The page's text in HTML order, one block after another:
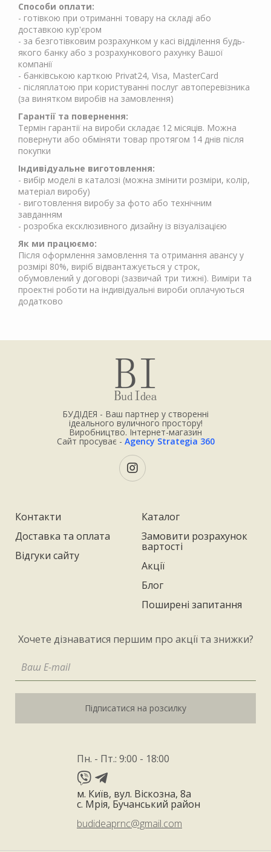
Способи оплати:
- готівкою при отриманні товару на складі або
доставкою кур'єром
- за безготівковим розрахунком у касі відділення будь-
якого банку або з розрахункового рахунку Вашої
компанії
- банківською карткою Privat24, Visa, MasterCard
- післяплатою при користуванні послуг автоперевізника
(за винятком виробів на замовлення)
Гарантії та повернення:
Термін гарантії на вироби складає 12 місяців. Можна
повернути або обміняти товар протягом 14 днів після
покупки
Індивідуальне виготовлення:
- вибір моделі в каталозі (можна змінити розміри, колір,
матеріал виробу)
- виготовлення виробу за фото або технічним
завданням
- розробка ексклюзивного дизайну із візуалізацією
Як ми працюємо:
Після оформлення замовлення та отримання авансу у
розмірі 80%, виріб відвантажується у строк,
обумовлений у договорі (зазвичай три тижні). Виміри та
проектні роботи на індивідуальні вироби оплачуються
додатково
БУДІДЕЯ - Ваш партнер у створенні
ідеального вуличного простору!
Виробництво. Інтернет-магазин
Сайт просуває - Agency Strategia 360
Контакти
Доставка та оплата
Відгуки сайту
Каталог
Замовити розрахунок
вартості
Акції
Блог
Поширені запитання
Хочете дізнаватися першим про акції та знижки?
Підписатися на розсилку
Пн. - Пт.: 9:00 - 18:00
м. Київ, вул. Віскозна, 8а
с. Мрія, Бучанський район
budideaprnc@gmail.com